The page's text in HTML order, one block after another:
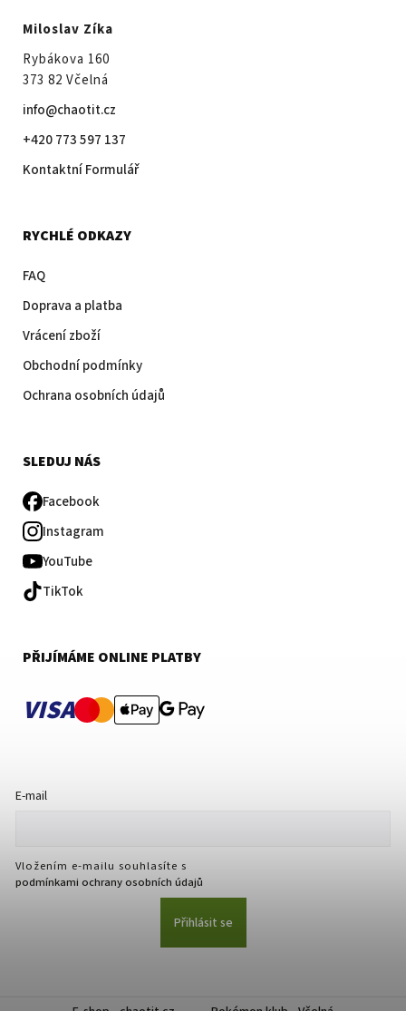
Miloslav Zíka
Rybákova 160
373 82 Včelná
info@chaotit.cz
+420 773 597 137
Kontaktní Formulář
RYCHLÉ ODKAZY
FAQ
Doprava a platba
Vrácení zboží
Obchodní podmínky
Ochrana osobních údajů
SLEDUJ NÁS
Facebook
Instagram
YouTube
TikTok
PŘIJÍMÁME ONLINE PLATBY
VISA
E-mail
Vložením e-mailu souhlasíte s
podmínkami ochrany osobních údajů
Přihlásit se